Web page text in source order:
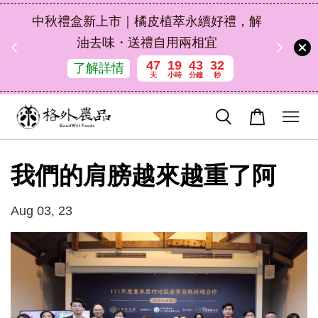
中秋禮盒新上市｜橘皮植萃永續好禮，解
油去味・送禮自用兩相宜
了解詳情
47
天
19
小時
43
分鐘
32
秒
我們的肩膀越來越重了阿
Aug 03, 23